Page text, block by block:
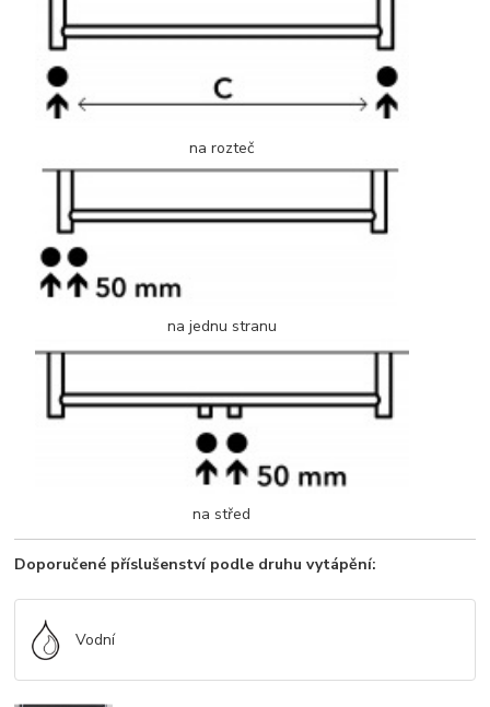
na rozteč
na jednu stranu
na střed
Doporučené příslušenství podle druhu vytápění:
Vodní